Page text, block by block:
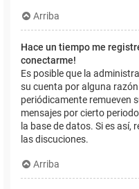
Arriba
Hace un tiempo me
conectarme!
Es posible que la
su cuenta por alguna
periódicamente remueven
mensajes por cierto
la base de datos. Si es así,
las discuciones.
Arriba